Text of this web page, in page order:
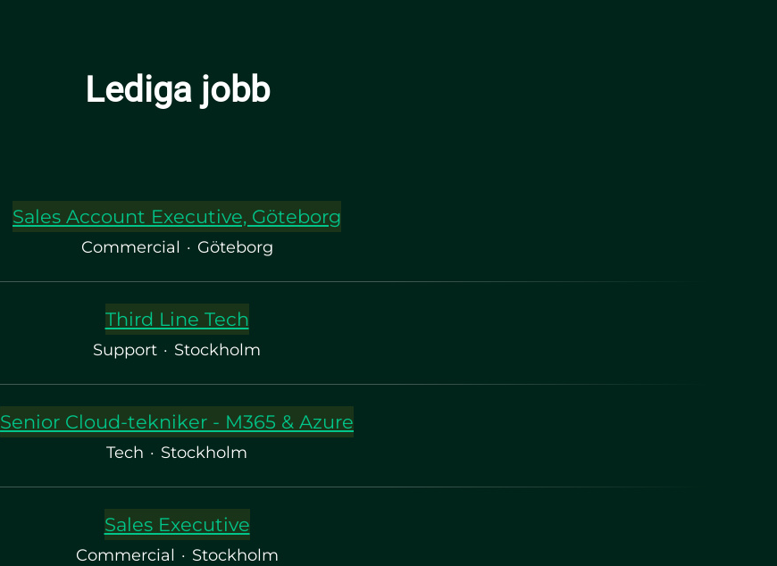
Lediga jobb
Sales Account Executive, Göteborg
Commercial · Göteborg
Third Line Tech
Support · Stockholm
Senior Cloud-tekniker - M365 & Azure
Tech · Stockholm
Sales Executive
Commercial · Stockholm